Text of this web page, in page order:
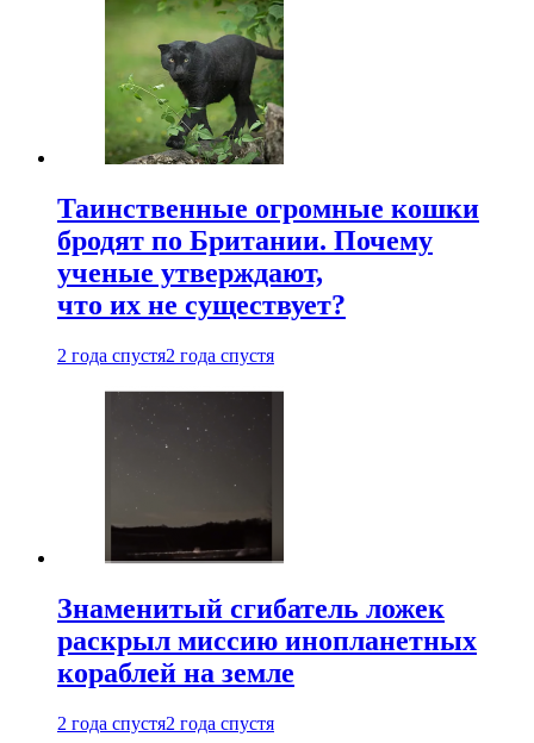
Таинственные огромные кошки
бродят по Британии. Почему
ученые утверждают,
что их не существует?
2 года спустя2 года спустя
Знаменитый сгибатель ложек
раскрыл миссию инопланетных
кораблей на земле
2 года спустя2 года спустя